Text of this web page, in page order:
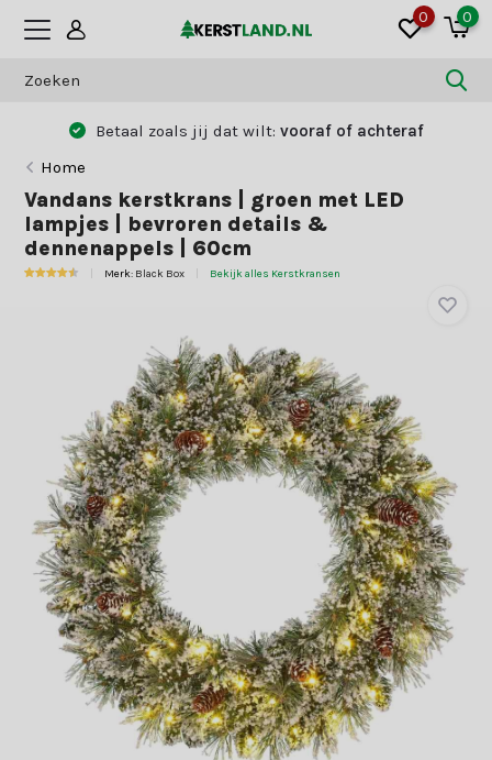
0 0
Betaal zoals jij dat wilt: vooraf of achteraf
Home
Vandans kerstkrans | groen met LED
lampjes | bevroren details &
dennenappels | 60cm
Merk: Black Box Bekijk alles Kerstkransen